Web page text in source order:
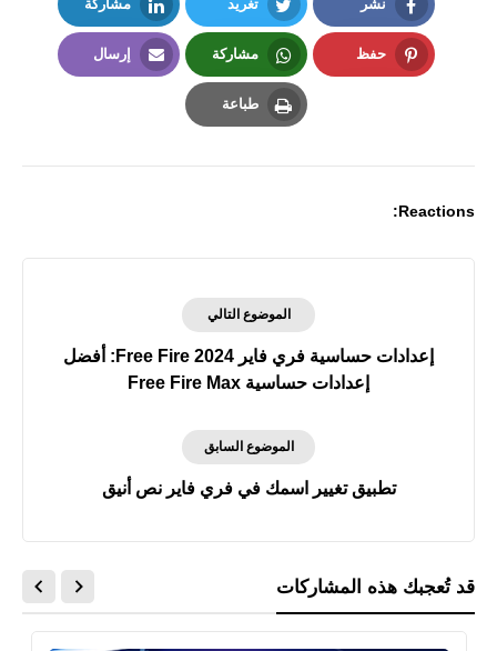
نشر
Facebook
تغريد
Twitter
مشاركة
LinkedIn
حفظ مشاركة
Whatsapp
إرسال
طباعة
Reactions:
الموضوع التالي
إعدادات حساسية فري فاير Free Fire 2024: أفضل
إعدادات حساسية Free Fire Max
الموضوع السابق
تطبيق تغيير اسمك في فري فاير نص أنيق
قد تُعجبك هذه المشاركات